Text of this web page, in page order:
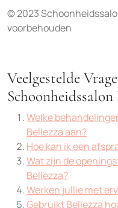
© 2023
voorbehouden
Veelgestelde
Schoonheidssalon
Welke
Bellezza aan?
Hoe kan ik een
Wat zijn de
Bellezza?
Werken jullie met
Gebruikt Bellezza